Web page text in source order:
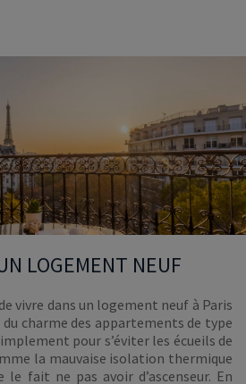
LOGEMENT NEUF
vivre dans un logement neuf à Paris
charme des appartements de type
pour s’éviter les écueils de
la mauvaise isolation thermique
le fait ne pas avoir d’ascenseur. En